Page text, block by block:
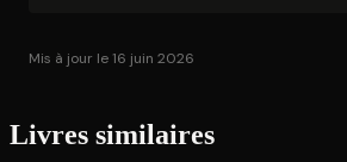
Mis à jour le 16 juin 2026
Livres similaires